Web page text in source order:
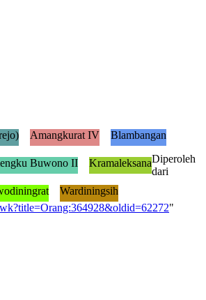
Amangkurat IV Blambangan
Buwono II Kramaleksana
Wardiningsih
Diperoleh
dari
"